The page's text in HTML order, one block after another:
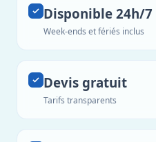
Disponible 24h/7
Week-ends et fériés inclus
Devis gratuit
Tarifs transparents